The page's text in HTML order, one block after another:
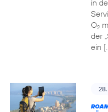
in
O2
der
ein